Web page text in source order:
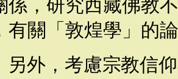
係，研究西藏佛教
有關「敦煌學」的
，考慮宗教信仰